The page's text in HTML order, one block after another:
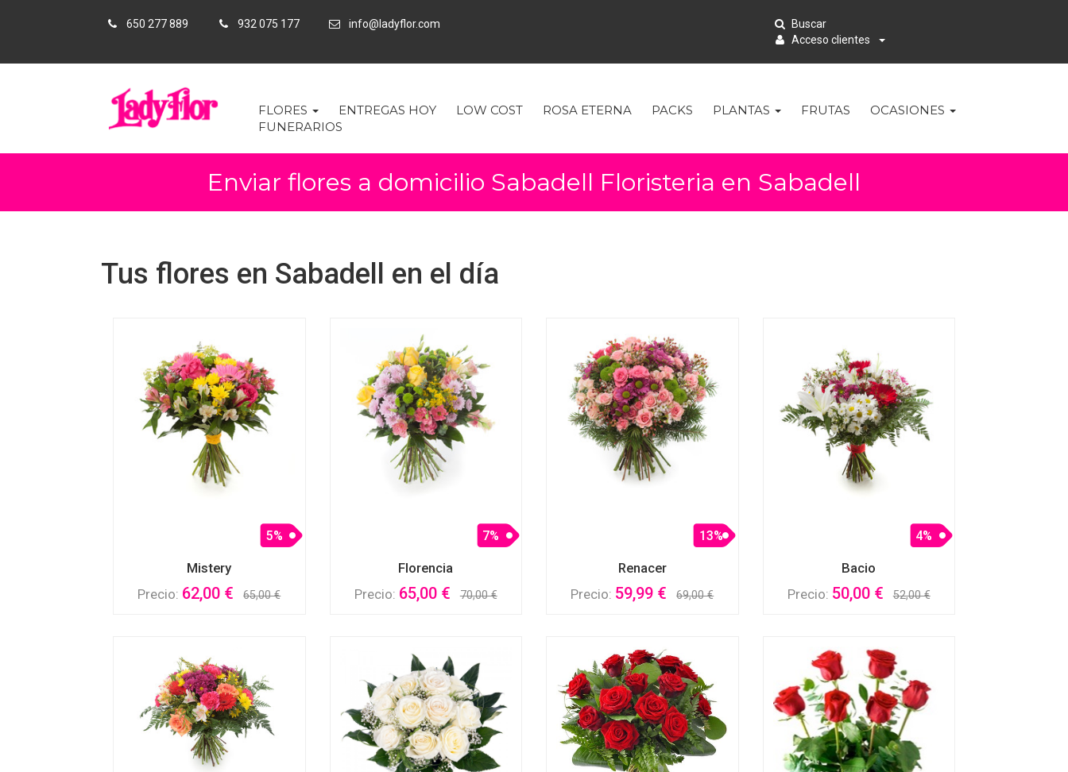
650 277 889 932 075 177 info@ladyflor.com
Buscar
Acceso clientes
FLORES ENTREGAS HOY LOW COST ROSA ETERNA PACKS PLANTAS FRUTAS
OCASIONES
FUNERARIOS
Enviar flores a domicilio Sabadell Floristeria en Sabadell
Tus flores en Sabadell en el día
Mistery
5%
Precio: 62,00 € 65,00 €
Florencia
7%
Precio: 65,00 € 70,00 €
Renacer
13%
Precio: 59,99 € 69,00 €
Bacio
4%
Precio: 50,00 € 52,00 €